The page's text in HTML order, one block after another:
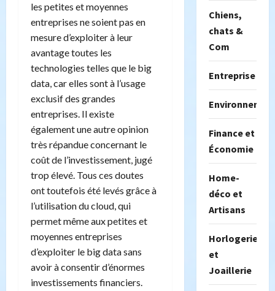
les petites et moyennes
entreprises ne soient pas en
mesure d’exploiter à leur
avantage toutes les
technologies telles que le big
data, car elles sont à l’usage
exclusif des grandes
entreprises. Il existe
également une autre opinion
très répandue concernant le
coût de l’investissement, jugé
trop élevé. Tous ces doutes
ont toutefois été levés grâce à
l’utilisation du cloud, qui
permet même aux petites et
moyennes entreprises
d’exploiter le big data sans
avoir à consentir d’énormes
investissements financiers.
Chiens,
chats &
Com
Entreprise
Finance et
Économie
Home-
déco et
Artisans
Horlogerie
et
Joaillerie